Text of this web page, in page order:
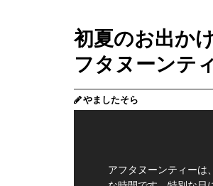
初夏のお出か
フタヌーンテ
やましたそら
アフタヌーンティーは